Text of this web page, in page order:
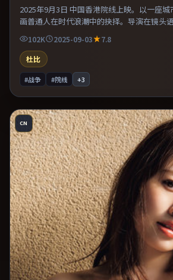
2025年9月3日 中国香港院线上映。以一座
画普通人在时代浪潮中的抉择。导演在镜头
头与特写交替强化压迫感。既有类型片爽感
碑潜力不俗。
102K 2025-09-03
7.8
杜比
#战争 #院线 +3
CN